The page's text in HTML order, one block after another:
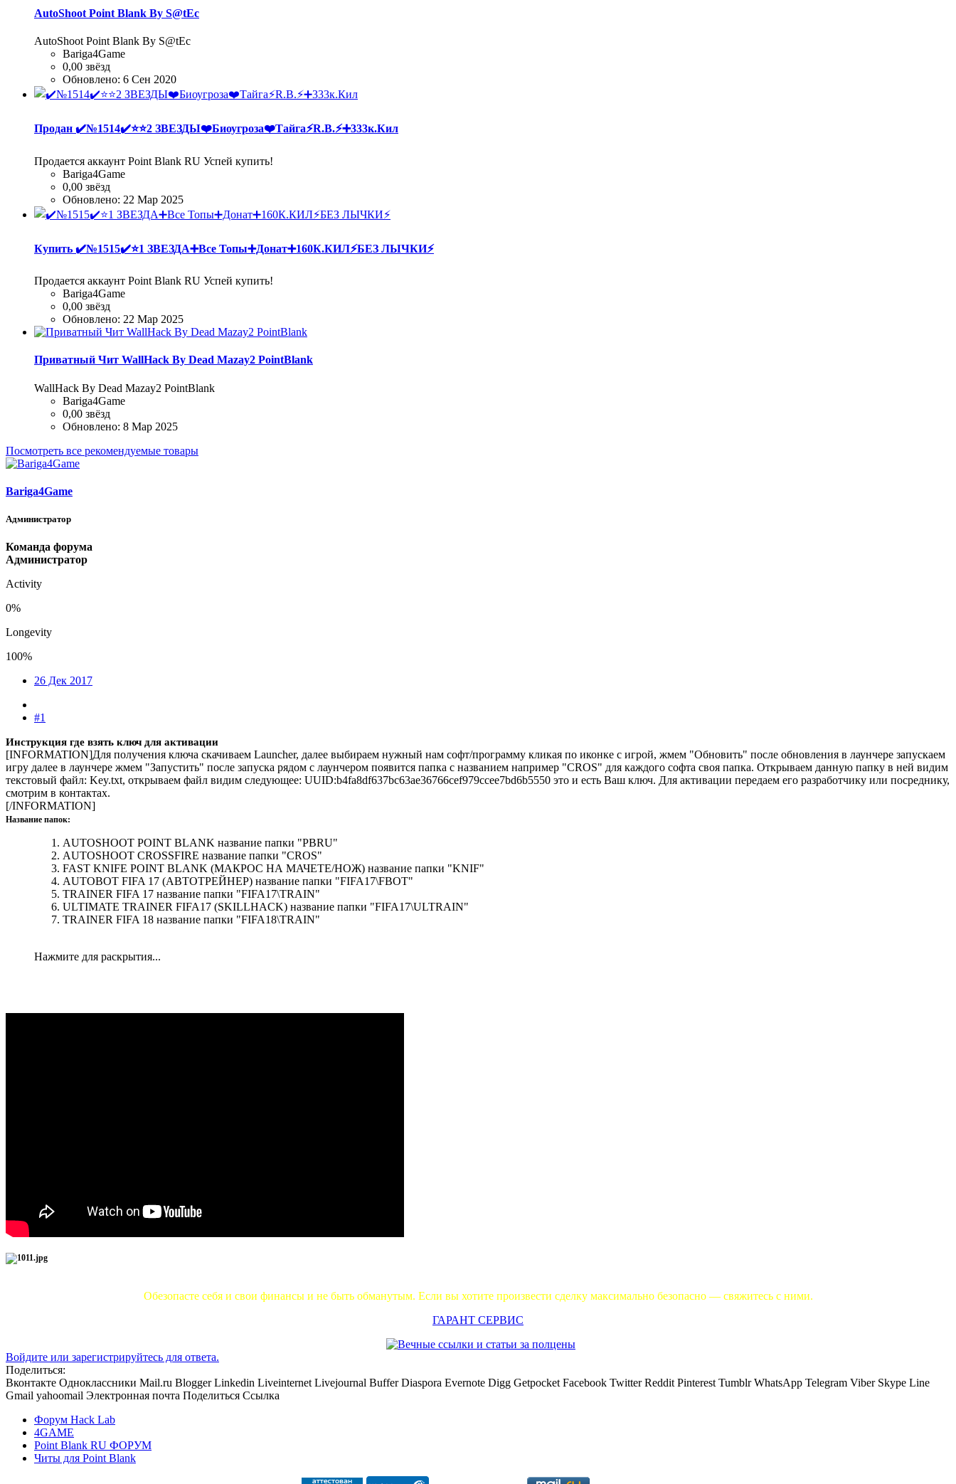
AutoShoot Point Blank By S@tEc
AutoShoot Point Blank By S@tEc
Bariga4Game
0,00 звёзд
Обновлено: 6 Сен 2020
Продан ✔️№1514✔️⭐️⭐️2 ЗВЕЗДЫ❤️Биоугроза❤️Тайга⚡R.B.⚡➕333к.Кил
Продается аккаунт Point Blank RU Успей купить!
Bariga4Game
0,00 звёзд
Обновлено: 22 Мар 2025
Купить ✔️№1515✔️⭐️1 ЗВЕЗДА➕Все Топы➕Донат➕160К.КИЛ⚡БЕЗ ЛЫЧКИ⚡
Продается аккаунт Point Blank RU Успей купить!
Bariga4Game
0,00 звёзд
Обновлено: 22 Мар 2025
Приватный Чит WallHack By Dead Mazay2 PointBlank
WallHack By Dead Mazay2 PointBlank
Bariga4Game
0,00 звёзд
Обновлено: 8 Мар 2025
Посмотреть все рекомендуемые товары
Bariga4Game
Администратор
Команда форума
Администратор
Activity
0%
Longevity
100%
26 Дек 2017
#1
Инструкция где взять ключ для активации
[INFORMATION]Для получения ключа скачиваем Launcher, далее выбираем нужный нам софт/программу кликая по иконке с игрой, жмем "Обновить" после обновления в лаунчере запускаем
игру далее в лаунчере жмем "Запустить" после запуска рядом с лаунчером появится папка с названием например "CROS" для каждого софта своя папка. Открываем данную папку в ней видим
текстовый файл: Key.txt, открываем файл видим следующее: UUID:b4fa8df637bc63ae36766cef979ccee7bd6b5550 это и есть Ваш ключ. Для активации передаем его разработчику или посреднику,
смотрим в контактах.
[/INFORMATION]
Название папок:
AUTOSHOOT POINT BLANK название папки "PBRU"
AUTOSHOOT CROSSFIRE название папки "CROS"
FAST KNIFE POINT BLANK (МАКРОС НА МАЧЕТЕ/НОЖ) название папки "KNIF"
AUTOBOT FIFA 17 (АВТОТРЕЙНЕР) название папки "FIFA17\FBOT"
TRAINER FIFA 17 название папки "FIFA17\TRAIN"
ULTIMATE TRAINER FIFA17 (SKILLHACK) название папки "FIFA17\ULTRAIN"
TRAINER FIFA 18 название папки "FIFA18\TRAIN"
Нажмите для раскрытия...
Обезопасте себя и свои финансы и не быть обманутым. Если вы хотите произвести сделку максимально безопасно — свяжитесь с ними.
ГАРАНТ СЕРВИС
Войдите или зарегистрируйтесь для ответа.
Поделиться:
Вконтакте Одноклассники Mail.ru Blogger Linkedin Liveinternet Livejournal Buffer Diaspora Evernote Digg Getpocket Facebook Twitter Reddit Pinterest Tumblr WhatsApp Telegram Viber Skype Line
Gmail yahoomail Электронная почта Поделиться Ссылка
Форум Hack Lab
4GAME
Point Blank RU ФОРУМ
Читы для Point Blank